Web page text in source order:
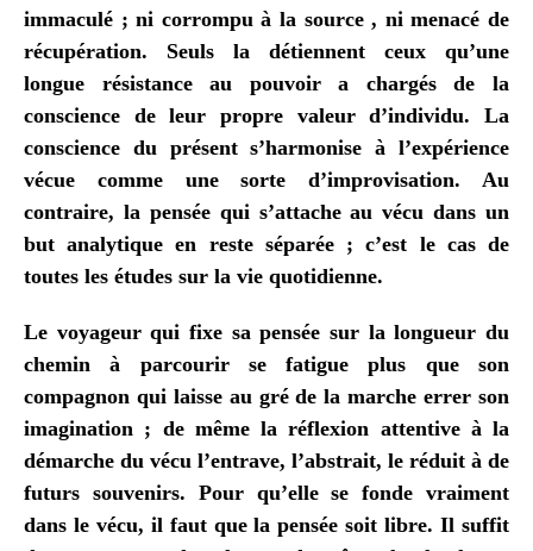
immaculé ; ni corrompu à la source , ni menacé de
récupération. Seuls la détiennent ceux qu’une
longue résistance au pouvoir a chargés de la
conscience de leur propre valeur d’individu. La
conscience du présent s’harmonise à l’expérience
vécue comme une sorte d’improvisation. Au
contraire, la pensée qui s’attache au vécu dans un
but analytique en reste séparée ; c’est le cas de
toutes les études sur la vie quotidienne.
Le voyageur qui fixe sa pensée sur la longueur du
chemin à parcourir se fatigue plus que son
compagnon qui laisse au gré de la marche errer son
imagination ; de même la réflexion attentive à la
démarche du vécu l’entrave, l’abstrait, le réduit à de
futurs souvenirs. Pour qu’elle se fonde vraiment
dans le vécu, il faut que la pensée soit libre. Il suffit